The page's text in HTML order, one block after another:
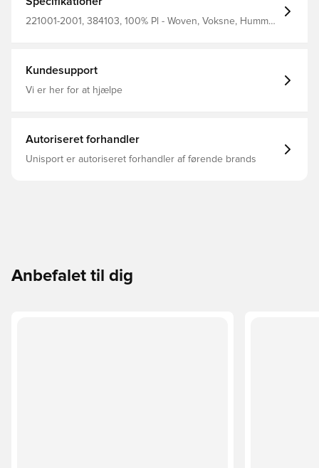
221001-2001, 384103, 100% Pl - Woven, Voksne, Hummel,
Kundesupport
Vi er her for at hjælpe
Autoriseret forhandler
Unisport er autoriseret forhandler af førende brands
Anbefalet til dig